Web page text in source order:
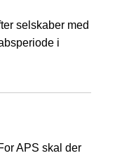
selskaber med
i
APS skal der